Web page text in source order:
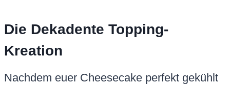
Die Dekadente Topping-
Kreation
Nachdem euer Cheesecake perfekt gekühlt